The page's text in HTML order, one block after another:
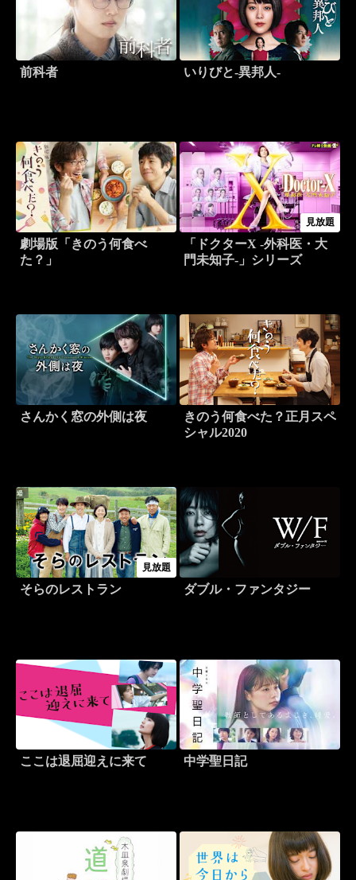
前科者 いりびと-異邦人-
劇場版「きのう何食べ
た？」
見放題
「ドクターX -外科医・大
門未知子-」シリーズ
さんかく窓の外側は夜
きのう何食べた？正月スペ
シャル2020
見放題
そらのレストラン ダブル・ファンタジー
ここは退屈迎えに来て 中学聖日記